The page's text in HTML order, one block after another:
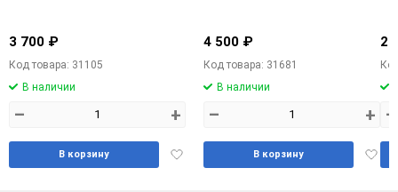
3 700 ₽
Код товара: 31105
В наличии
– +
Добавить
В корзину
4 500 ₽
Код товара: 31681
В наличии
– +
В корзину
2
–